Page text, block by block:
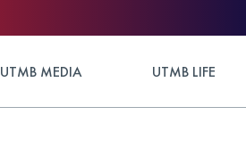
UTMB MEDIA UTMB LIFE